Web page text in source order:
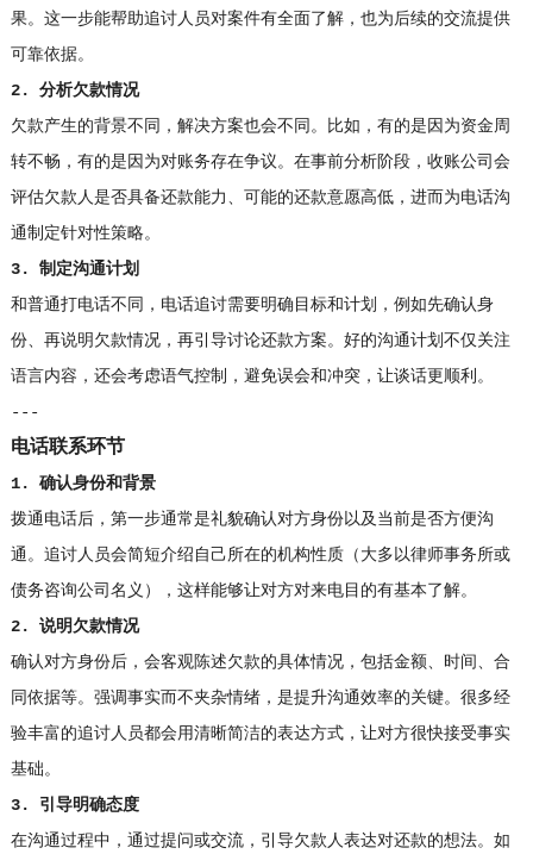
果。这一步能帮助追讨人员对案件有全面了解，也为后续的交流提供
可靠依据。
2. 分析欠款情况
欠款产生的背景不同，解决方案也会不同。比如，有的是因为资金周
转不畅，有的是因为对账务存在争议。在事前分析阶段，收账公司会
评估欠款人是否具备还款能力、可能的还款意愿高低，进而为电话沟
通制定针对性策略。
3. 制定沟通计划
和普通打电话不同，电话追讨需要明确目标和计划，例如先确认身
份、再说明欠款情况，再引导讨论还款方案。好的沟通计划不仅关注
语言内容，还会考虑语气控制，避免误会和冲突，让谈话更顺利。
---
电话联系环节
1. 确认身份和背景
拨通电话后，第一步通常是礼貌确认对方身份以及当前是否方便沟
通。追讨人员会简短介绍自己所在的机构性质（大多以律师事务所或
债务咨询公司名义），这样能够让对方对来电目的有基本了解。
2. 说明欠款情况
确认对方身份后，会客观陈述欠款的具体情况，包括金额、时间、合
同依据等。强调事实而不夹杂情绪，是提升沟通效率的关键。很多经
验丰富的追讨人员都会用清晰简洁的表达方式，让对方很快接受事实
基础。
3. 引导明确态度
在沟通过程中，通过提问或交流，引导欠款人表达对还款的想法。如